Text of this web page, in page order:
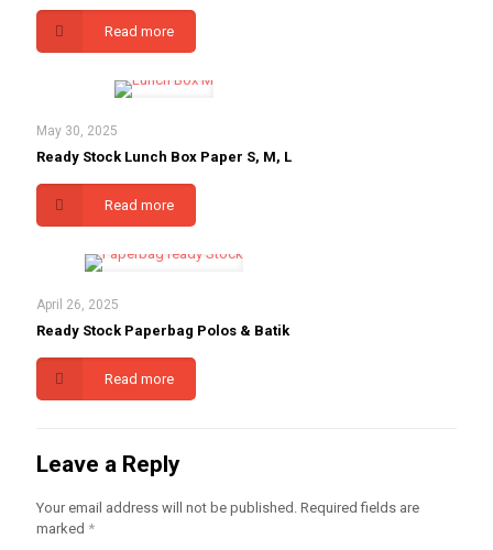
Read more
May 30, 2025
Ready Stock Lunch Box Paper S, M, L
Read more
April 26, 2025
Ready Stock Paperbag Polos & Batik
Read more
Leave a Reply
Your email address will not be published. Required fields are
marked *